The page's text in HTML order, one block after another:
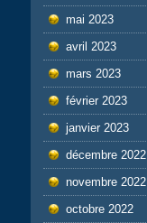
mai 2023
avril 2023
mars 2023
février 2023
janvier 2023
décembre 2022
novembre 2022
octobre 2022